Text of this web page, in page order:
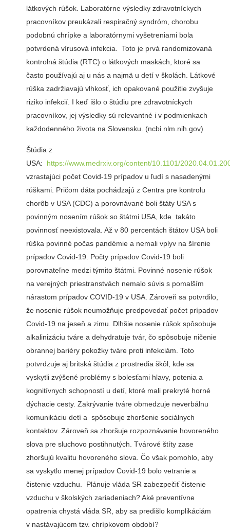
látkových rúšok. Laboratórne výsledky zdravotníckych
pracovníkov preukázali respiračný syndróm, chorobu
podobnú chrípke a laboratórnymi vyšetreniami bola
potvrdená vírusová infekcia. Toto je prvá randomizovaná
kontrolná štúdia (RTC) o látkových maskách, ktoré sa
často používajú aj u nás a najmä u detí v školách. Látkové
rúška zadržiavajú vlhkosť, ich opakované použitie zvyšuje
riziko infekcií. I keď išlo o štúdiu pre zdravotníckych
pracovníkov, jej výsledky sú relevantné i v podmienkach
každodenného života na Slovensku. (ncbi.nlm.nih.gov)
Štúdia z
USA: https://www.medrxiv.org/content/10.1101/
vzrastajúci počet Covid-19 prípadov u ľudí s nasadenými
rúškami. Pričom dáta pochádzajú z Centra pre kontrolu
chorôb v USA (CDC) a porovnávané boli štáty USA s
povinným nosením rúšok so štátmi USA, kde takáto
povinnosť neexistovala. Až v 80 percentách štátov USA boli
rúška povinné počas pandémie a nemali vplyv na šírenie
prípadov Covid-19. Počty prípadov Covid-19 boli
porovnateľne medzi týmito štátmi. Povinné nosenie rúšok
na verejných priestranstvách nemalo súvis s pomalším
nárastom prípadov COVID-19 v USA. Zároveň sa potvrdilo,
že nosenie rúšok neumožňuje predpovedať počet prípadov
Covid-19 na jeseň a zimu. Dlhšie nosenie rúšok spôsobuje
alkalinizáciu tváre a dehydratuje tvár, čo spôsobuje ničenie
obrannej bariéry pokožky tváre proti infekciám. Toto
potvrdzuje aj britská štúdia z prostredia škôl, kde sa
vyskytli zvýšené problémy s bolesťami hlavy, potenia a
kognitívnych schopností u detí, ktoré mali prekryté horné
dýchacie cesty. Zakrývanie tváre obmedzuje neverbálnu
komunikáciu detí a spôsobuje zhoršenie sociálnych
kontaktov. Zároveň sa zhoršuje rozpoznávanie hovoreného
slova pre sluchovo postihnutých. Tvárové štíty zase
zhoršujú kvalitu hovoreného slova. Čo však pomohlo, aby
sa vyskytlo menej prípadov Covid-19 bolo vetranie a
čistenie vzduchu. Plánuje vláda SR zabezpečiť čistenie
vzduchu v školských zariadeniach? Aké preventívne
opatrenia chystá vláda SR, aby sa predišlo komplikáciám
v nastávajúcom tzv. chrípkovom období?